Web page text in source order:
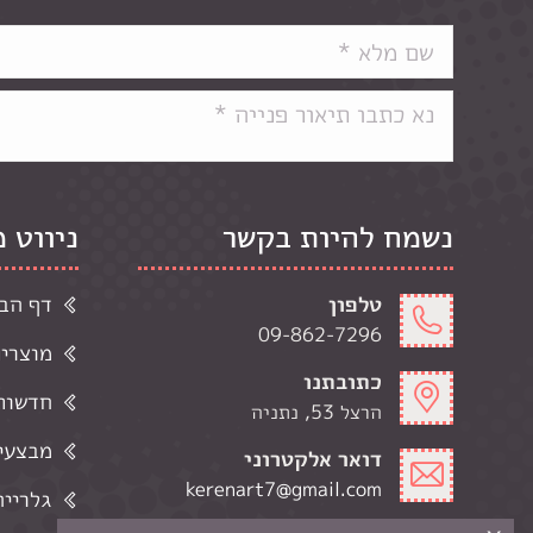
נשמח להיות בקשר
טלפון
09-862-7296
כתובתנו
הרצל 53, נתניה
דואר אלקטרוני
kerenart7@gmail.com
דף